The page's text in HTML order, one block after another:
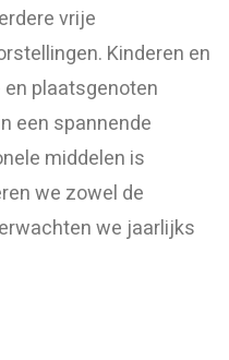
vrije
Kinderen en
plaatsgenoten
een spannende
middelen is
we zowel de
we jaarlijks